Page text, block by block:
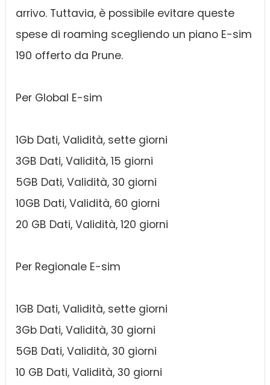
arrivo. Tuttavia, è possibile evitare queste
spese di roaming scegliendo un piano E-sim
190 offerto da Prune.
Per Global E-sim
1Gb Dati, Validità, sette giorni
3GB Dati, Validità, 15 giorni
5GB Dati, Validità, 30 giorni
10GB Dati, Validità, 60 giorni
20 GB Dati, Validità, 120 giorni
Per Regionale E-sim
1GB Dati, Validità, sette giorni
3Gb Dati, Validità, 30 giorni
5GB Dati, Validità, 30 giorni
10 GB Dati, Validità, 30 giorni